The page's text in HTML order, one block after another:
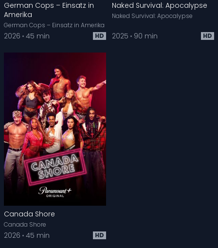
German Cops – Einsatz in
Amerika
German Cops – Einsatz in Amerika
2026 45 min HD
Naked Survival: Apocalypse
Naked Survival: Apocalypse
2025 90 min HD
Canada Shore
Canada Shore
2026 45 min HD